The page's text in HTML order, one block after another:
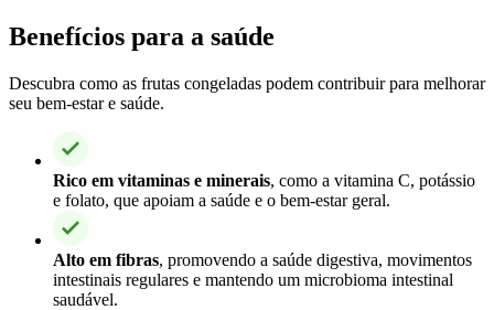
Benefícios para a saúde
Descubra como as frutas congeladas podem contribuir para melhorar
seu bem-estar e saúde.
Rico em vitaminas e minerais, como a vitamina C, potássio
e folato, que apoiam a saúde e o bem-estar geral.
Alto em fibras, promovendo a saúde digestiva, movimentos
intestinais regulares e mantendo um microbioma intestinal
saudável.